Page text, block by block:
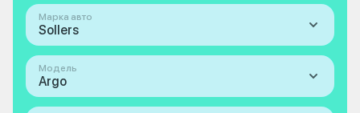
Марка авто
Sollers
Модель
Argo